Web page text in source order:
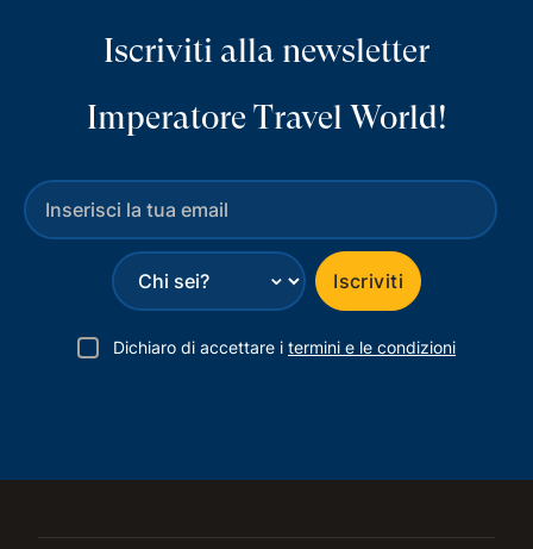
Iscriviti alla newsletter
Imperatore Travel World!
⌄ Iscriviti
Dichiaro di accettare i termini e le condizioni